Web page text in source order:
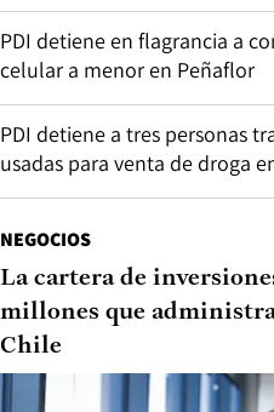
PDI detiene en flagrancia a
celular a menor en Peñaflor
PDI detiene a tres personas
usadas para venta de droga
NEGOCIOS
La cartera de
millones que
Chile